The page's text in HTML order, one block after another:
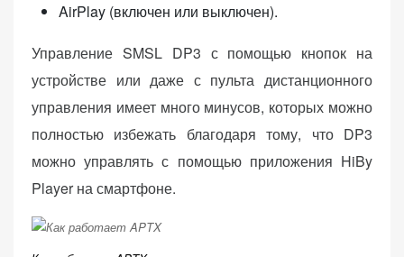
AirPlay (включен или выключен).
Управление SMSL DP3 с помощью кнопок на
устройстве или даже с пульта дистанционного
управления имеет много минусов, которых можно
полностью избежать благодаря тому, что DP3
можно управлять с помощью приложения HiBy
Player на смартфоне.